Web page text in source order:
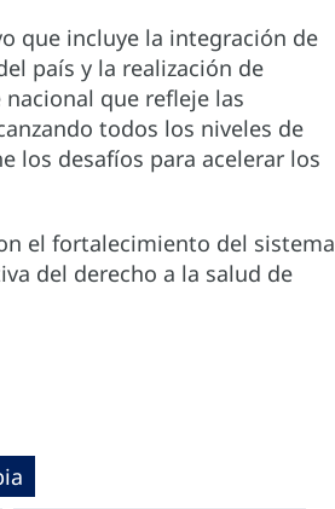
que incluye la integración de
país y la realización de
que refleje las
todos los niveles de
los desafíos para acelerar los
el fortalecimiento del sistema
del derecho a la salud de